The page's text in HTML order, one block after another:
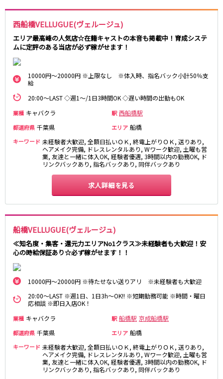
西船橋VELLUGUE(ヴェルージュ)
エリア最高峰の人気店☆在籍キャストの本音も掲載中！育成システ
ムに定評のある当店が必ず稼がせます！
10000円～20000円 ※上限なし ※体入時、指名バック小計50％支
給
20:00～LAST ◇週1〜/1日3時間OK ◇遅い時間の出勤もOK
業種 キャバクラ 駅 西船橋駅
都道府県 千葉県 エリア 船橋
キーワード 未経験者大歓迎, 全額日払いＯＫ, 終電上がりＯＫ, 送りあり,
ヘアメイク完備, ドレスレンタルあり, Wワーク歓迎, 土曜も営
業, 友達と一緒に体入OK, 経験者優遇, 3時間以内の勤務OK, ド
リンクバックあり, 指名バックあり, 同伴バックあり
求人詳細を見る
船橋VELLUGUE(ヴェルージュ)
≪知名度・集客・還元力エリアNo1クラス≫未経験者も大歓迎！安
心の時給保証あり☆必ず稼がせます！！
10000円～20000円 ※待たせない送りアリ ※未経験者も大歓迎
20:00～LAST ※週1日、1日3h～OK!! ※短期勤務可能 ※時間・曜日
応相談 ※即日入店OK！
業種 キャバクラ 駅 船橋駅 京成船橋駅
都道府県 千葉県 エリア 船橋
キーワード 未経験者大歓迎, 全額日払いＯＫ, 終電上がりＯＫ, 送りあり,
ヘアメイク完備, ドレスレンタルあり, Wワーク歓迎, 土曜も営
業, 友達と一緒に体入OK, 経験者優遇, 3時間以内の勤務OK, ド
リンクバックあり, 指名バックあり, 同伴バックあり
八王子
練馬
六本木
品川・大井町・大森
秋葉原
中野
恵比寿
葛西
自由が丘・学芸大学
三軒茶屋・二子玉川
駒込・日暮里
荻窪・阿佐ヶ谷
浅草・浅草橋・両国
下北沢・経堂
大塚・巣鴨
東陽町・門前仲町
府中
綾瀬・竹ノ塚・西新井
調布
高円寺
国分寺
亀有・金町
新宿
四谷・神楽坂
菊川・瑞江
高田馬場・大久保
神奈川県
藤沢・鎌倉
相模原
大和
平塚
福富町・伊勢佐木町
たまプラーザ・向ヶ丘遊園・鷺沼
元住吉・綱島
川崎中部
横浜東部
東新宿駅
両国駅
東中野駅
飯田橋駅
錦糸町駅
船橋駅
秋葉原駅
中野駅
本八幡駅
西船橋駅
津田沼駅
亀戸駅
小岩駅
荻窪駅
阿佐ヶ谷駅
三鷹駅
新小岩駅
両国駅
西荻窪駅
浅草橋駅
水道橋駅
東中野駅
飯田橋駅
四ツ谷駅
JR中央線(快速)
新宿駅
立川駅
吉祥寺駅
神田駅
八王子駅
中野駅
高円寺駅
荻窪駅
阿佐ヶ谷駅
三鷹駅